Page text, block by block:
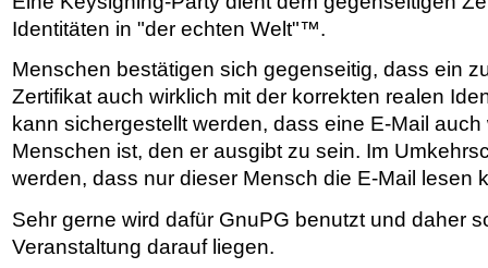
Identitäten in "der echten Welt"™.
Menschen bestätigen sich gegenseitig, dass ein
Zertifikat auch wirklich mit der korrekten realen
kann sichergestellt werden, dass eine E-Mail
Menschen ist, den er ausgibt zu sein. Im
werden, dass nur dieser Mensch die E-Mail lesen
Sehr gerne wird dafür GnuPG benutzt und daher
Veranstaltung darauf liegen.